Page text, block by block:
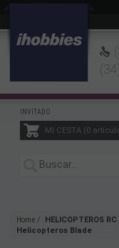
INVITADO
MI CESTA 0
Home HELICOPTEROS RC
Helicopteros Blade